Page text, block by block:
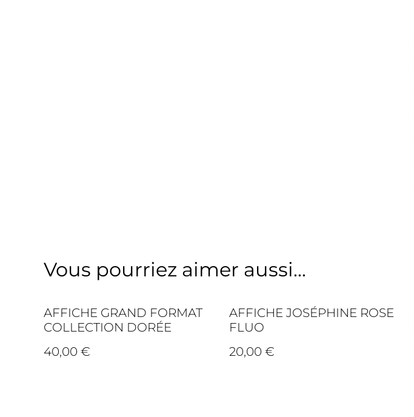
Vous pourriez aimer aussi...
AFFICHE GRAND FORMAT
COLLECTION DORÉE
40,00 €
AFFICHE JOSÉPHINE ROSE
FLUO
20,00 €